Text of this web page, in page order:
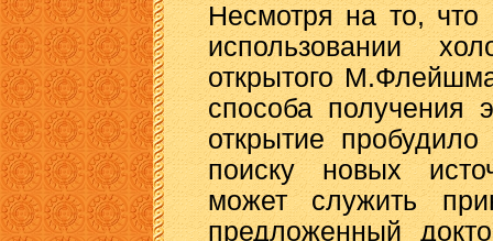
Несмотря на то, что
использовании
открытого
способа получения
открытие
поиску новых
может служить
предложенный